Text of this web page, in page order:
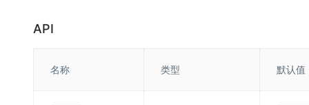
API
名称 类型 默认值